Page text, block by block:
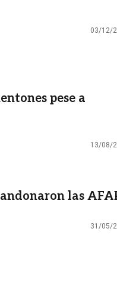
03/12/
pese a
13/08/
las
31/05/